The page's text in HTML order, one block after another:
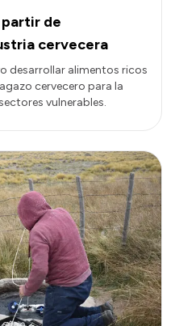
partir de
cervecera
desarrollar alimentos ricos
cervecero para la
vulnerables.